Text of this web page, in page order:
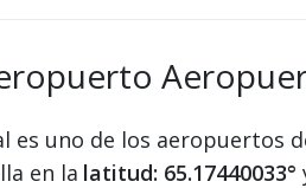
es uno de los aeropuertos
en la latitud: 65.17440033°